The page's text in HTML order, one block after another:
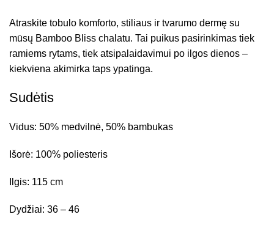
Atraskite tobulo komforto, stiliaus ir tvarumo dermę su
mūsų Bamboo Bliss chalatu. Tai puikus pasirinkimas tiek
ramiems rytams, tiek atsipalaidavimui po ilgos dienos –
kiekviena akimirka taps ypatinga.
Sudėtis
Vidus: 50% medvilnė, 50% bambukas
Išorė: 100% poliesteris
Ilgis: 115 cm
Dydžiai: 36 – 46